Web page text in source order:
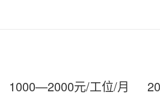
1000—2000元/工位/月